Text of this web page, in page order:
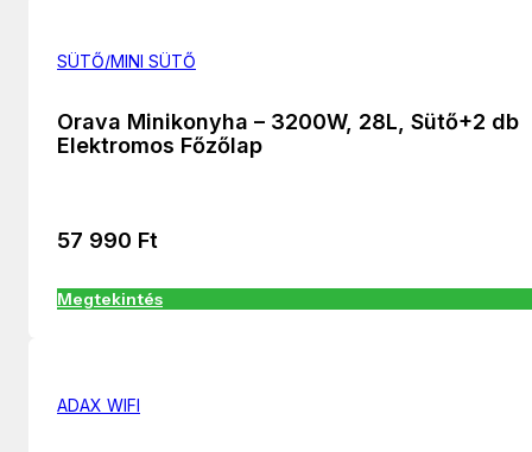
SÜTŐ/MINI SÜTŐ
Orava Minikonyha – 3200W, 28L, Sütő+2 db
Elektromos Főzőlap
57 990 Ft
Megtekintés
ADAX WIFI